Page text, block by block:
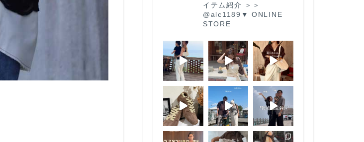
イテム紹介 ＞＞
@alc1189 ▼ ONLINE
STORE